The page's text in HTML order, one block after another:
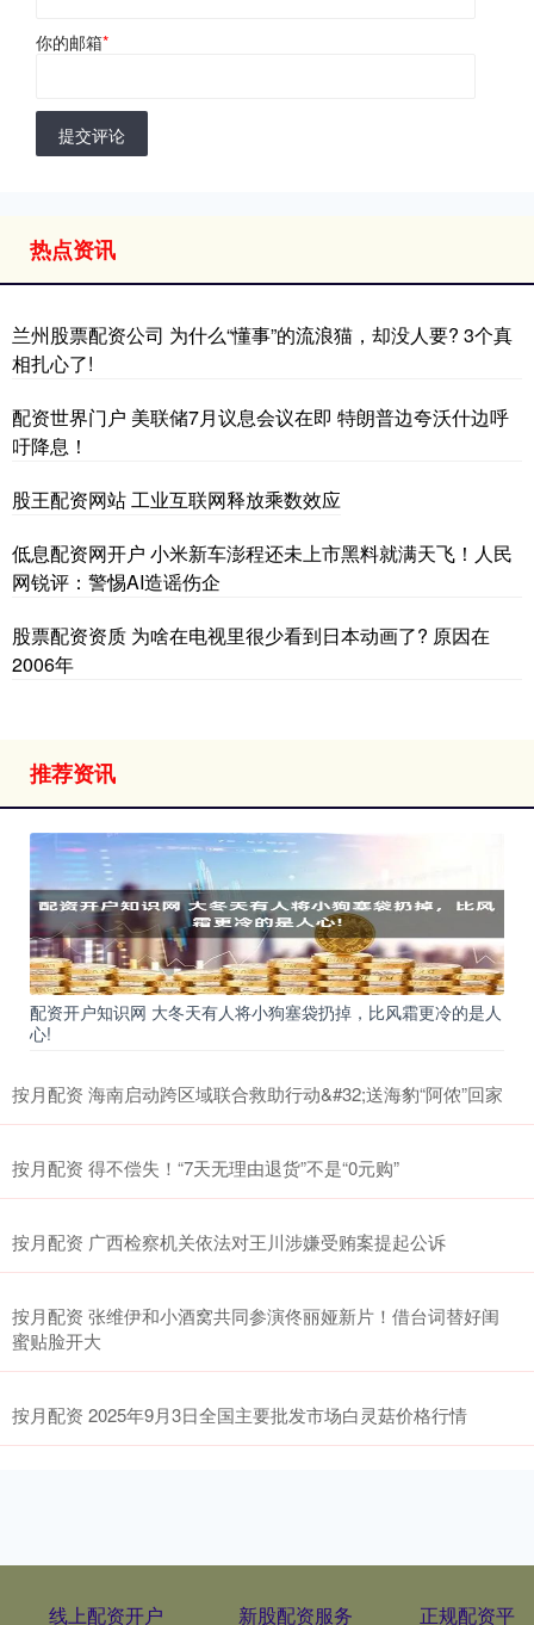
你的邮箱*
提交评论
热点资讯
兰州股票配资公司 为什么“懂事”的流浪猫，却没人要? 3个真
相扎心了!
配资世界门户 美联储7月议息会议在即 特朗普边夸沃什边呼
吁降息！
股王配资网站 工业互联网释放乘数效应
低息配资网开户 小米新车澎程还未上市黑料就满天飞！人民
网锐评：警惕AI造谣伤企
股票配资资质 为啥在电视里很少看到日本动画了? 原因在
2006年
推荐资讯
配资开户知识网 大冬天有人将小狗塞袋扔掉，比风霜更冷的是人
心!
按月配资 海南启动跨区域联合救助行动&#32;送海豹“阿侬”回家
按月配资 得不偿失！“7天无理由退货”不是“0元购”
按月配资 广西检察机关依法对王川涉嫌受贿案提起公诉
按月配资 张维伊和小酒窝共同参演佟丽娅新片！借台词替好闺
蜜贴脸开大
按月配资 2025年9月3日全国主要批发市场白灵菇价格行情
线上配资开户 新股配资服务 正规配资平